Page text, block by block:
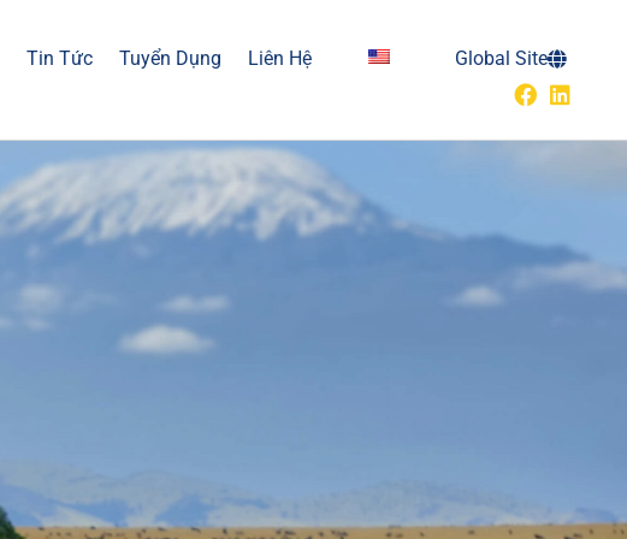
Tin Tức Tuyển Dụng Liên Hệ Global Site